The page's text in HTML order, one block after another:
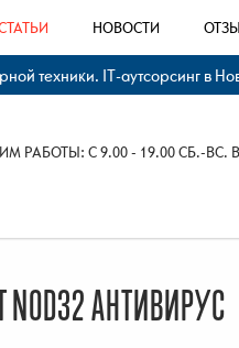
НОВОСТИ
техники. IT-аутсорсинг в
РАБОТЫ: С 9.00 - 19.00 СБ.-
NOD32 АНТИВИРУС